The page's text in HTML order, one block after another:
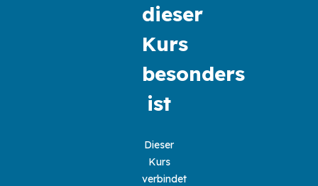
dieser
Kurs
besonders
ist
Dieser
Kurs
verbindet